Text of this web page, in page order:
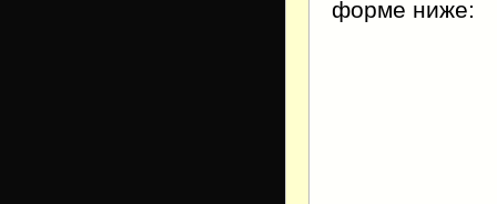
форме ниже: